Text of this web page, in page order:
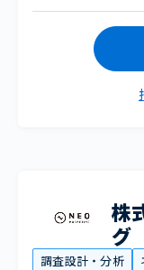
株
グ
調査設計・分析